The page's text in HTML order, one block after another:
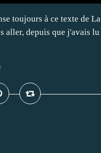
toujours à ce texte de
aller, depuis que j'avais